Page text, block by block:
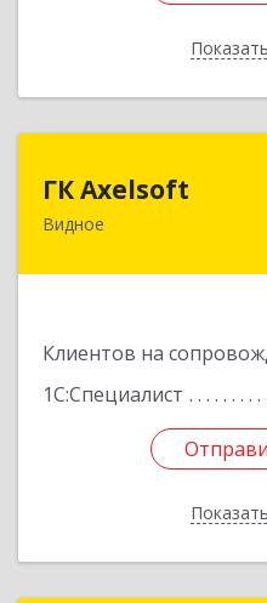
ГК Axelsoft
Видное
Клиентов на
1С:Специалист